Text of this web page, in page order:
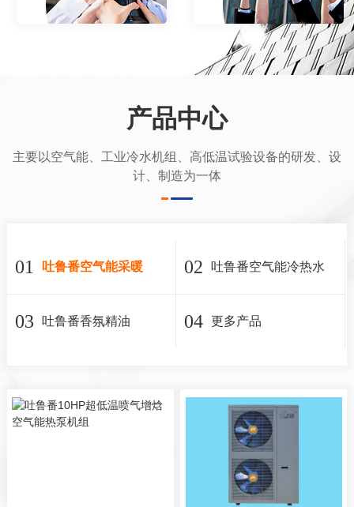
产品中心
主要以空气能、工业冷水机组、高低温试验设备的研发、设
计、制造为一体
01 吐鲁番空气能采暖 02 吐鲁番空气能冷热水
03 吐鲁番香氛精油 04 更多产品